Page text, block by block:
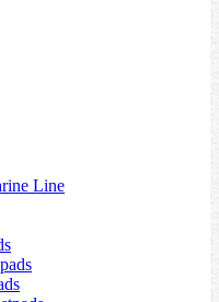
Line